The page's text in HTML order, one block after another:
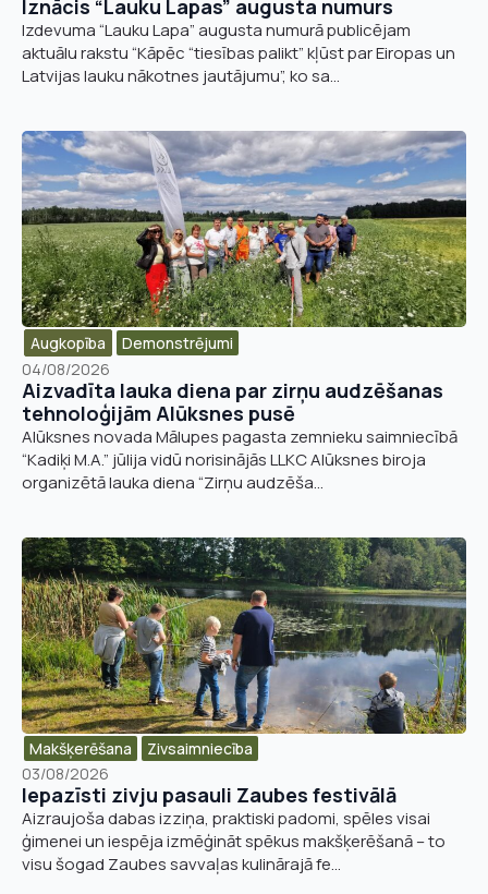
Iznācis “Lauku Lapas” augusta numurs
Izdevuma “Lauku Lapa” augusta numurā publicējam
aktuālu rakstu “Kāpēc “tiesības palikt” kļūst par Eiropas un
Latvijas lauku nākotnes jautājumu”, ko sa...
Augkopība
Demonstrējumi
04/08/2026
Aizvadīta lauka diena par zirņu audzēšanas
tehnoloģijām Alūksnes pusē
Alūksnes novada Mālupes pagasta zemnieku saimniecībā
“Kadiķi M.A.” jūlija vidū norisinājās LLKC Alūksnes biroja
organizētā lauka diena “Zirņu audzēša...
Makšķerēšana
Zivsaimniecība
03/08/2026
Iepazīsti zivju pasauli Zaubes festivālā
Aizraujoša dabas izziņa, praktiski padomi, spēles visai
ģimenei un iespēja izmēģināt spēkus makšķerēšanā – to
visu šogad Zaubes savvaļas kulinārajā fe...